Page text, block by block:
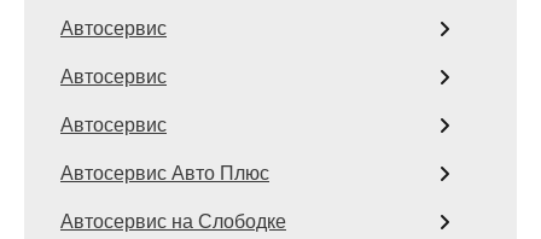
Автосервис
Автосервис
Автосервис
Автосервис Авто Плюс
Автосервис на Слободке